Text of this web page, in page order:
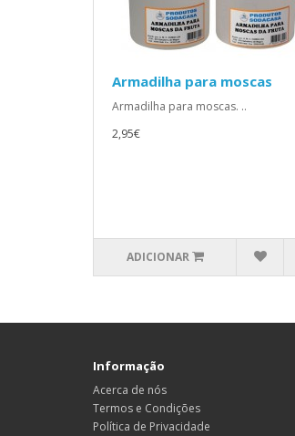
Armadilha para moscas
Armadilha para moscas. ..
2,95€
ADICIONAR
Informação
Acerca de nós
Termos e Condições
Política de Privacidade